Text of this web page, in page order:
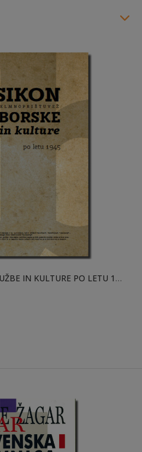
LEKSIKON MARIBORSKE DRUŽBE IN KULTURE PO LETU 1945